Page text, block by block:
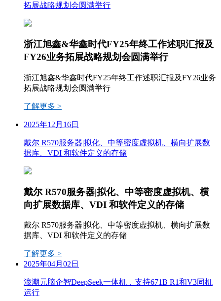
拓展战略规划会圆满举行
浙江旭鑫&华鑫时代FY25年终工作述职汇报及
FY26业务拓展战略规划会圆满举行
浙江旭鑫&华鑫时代FY25年终工作述职汇报及FY26业务
拓展战略规划会圆满举行
了解更多 >
2025年12月16日
戴尔 R570服务器|拟化、中等密度虚拟机、横向扩展数
据库、VDI 和软件定义的存储
戴尔 R570服务器|拟化、中等密度虚拟机、横
向扩展数据库、VDI 和软件定义的存储
戴尔 R570服务器|拟化、中等密度虚拟机、横向扩展数
据库、VDI 和软件定义的存储
了解更多 >
2025年04月02日
浪潮元脑企智DeepSeek一体机，支持671B R1和V3同机
运行